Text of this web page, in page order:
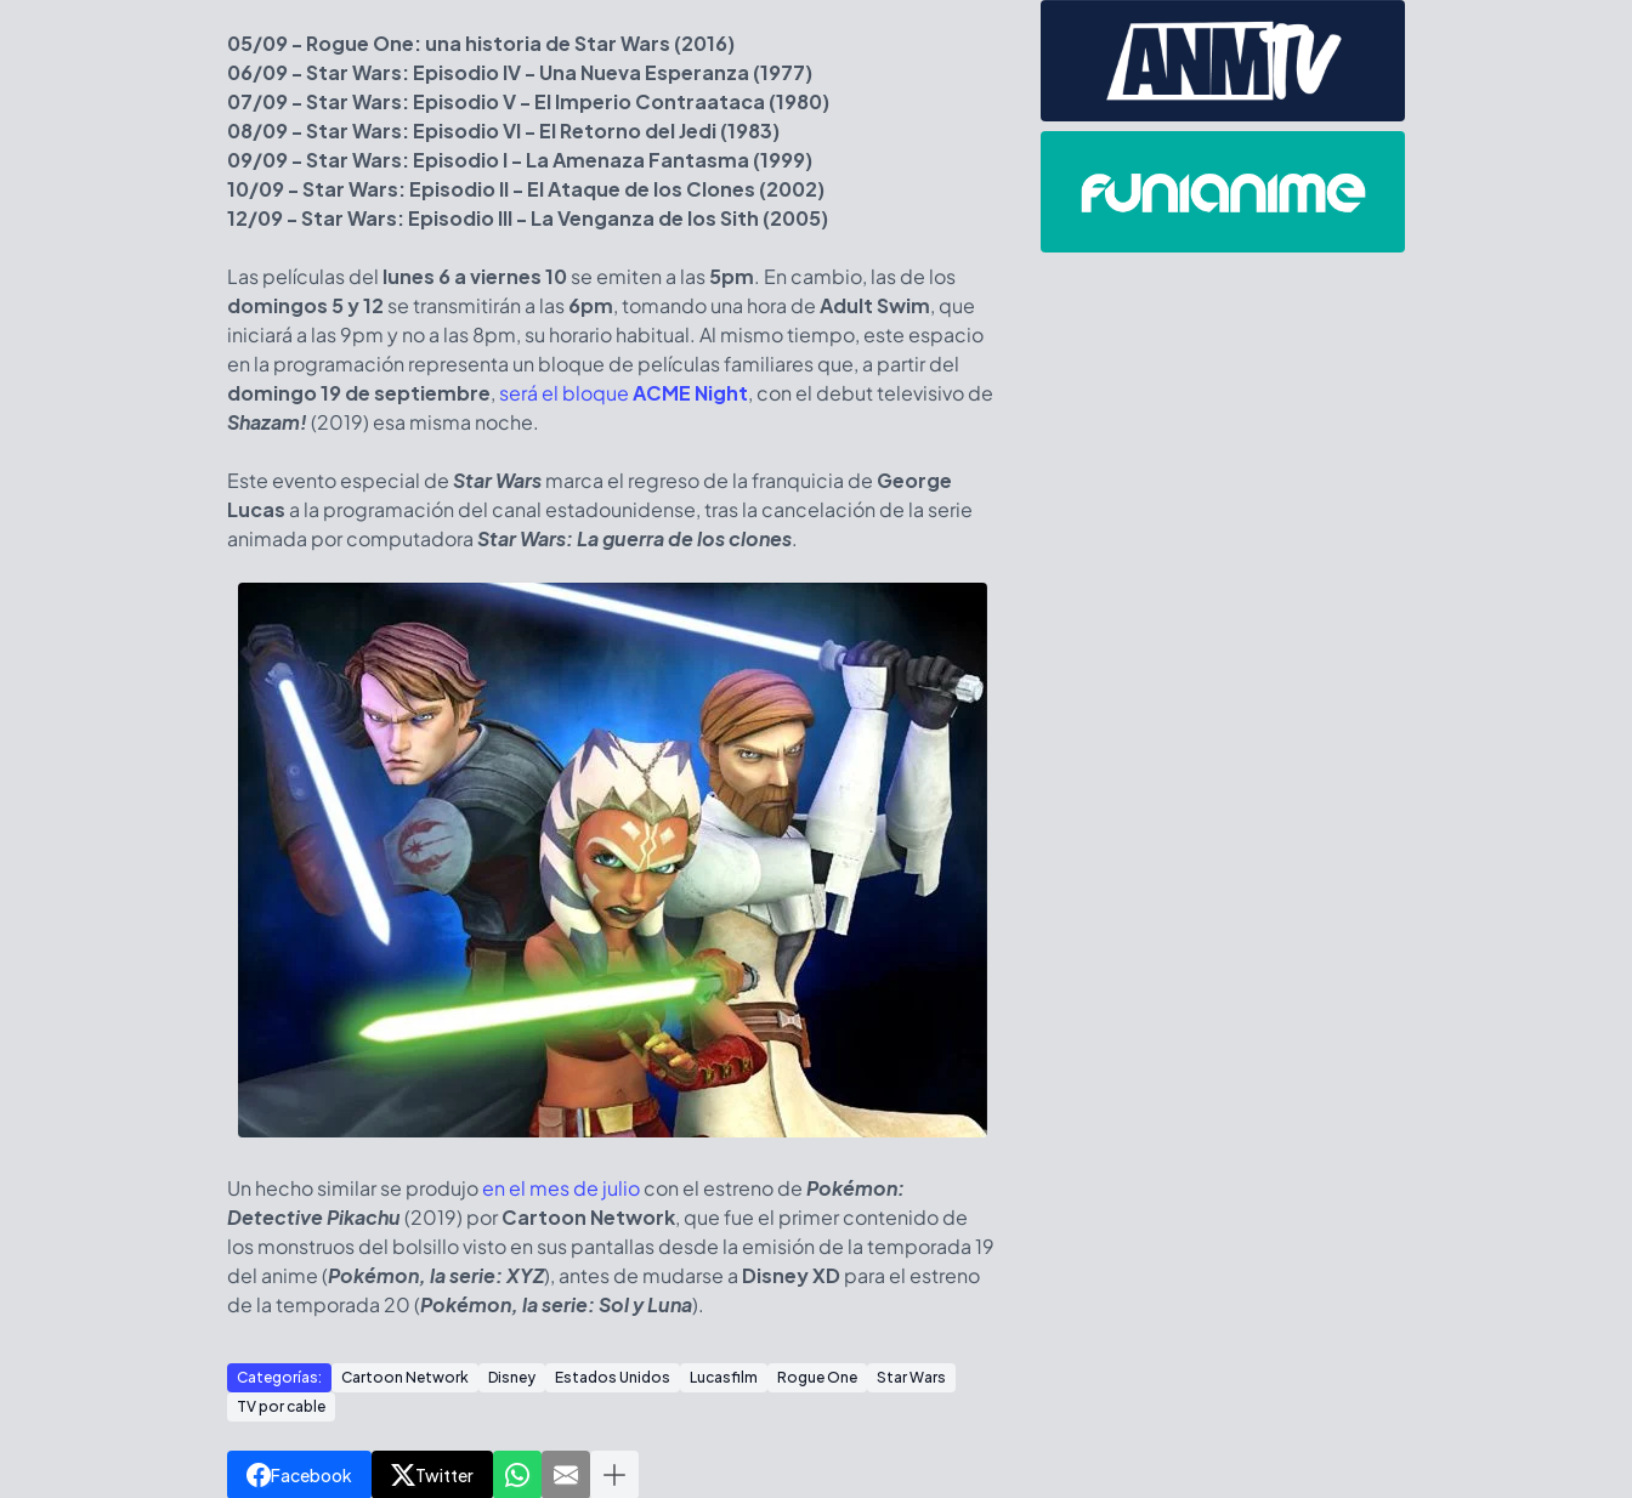
05/09 - Rogue One: una historia de Star Wars (2016)
06/09 - Star Wars: Episodio IV - Una Nueva Esperanza (1977)
07/09 - Star Wars: Episodio V - El Imperio Contraataca (1980)
08/09 - Star Wars: Episodio VI - El Retorno del Jedi (1983)
09/09 - Star Wars: Episodio I - La Amenaza Fantasma (1999)
10/09 - Star Wars: Episodio II - El Ataque de los Clones (2002)
12/09 - Star Wars: Episodio III - La Venganza de los Sith (2005)
Las películas del lunes 6 a viernes 10 se emiten a las5pm. En cambio, las de los
domingos 5 y 12 se transmitirán a las6pm, tomando una hora deAdult Swim, que
iniciará a las 9pm y no a las 8pm, su horario habitual. Al mismo tiempo, este espacio
en la programación representa un bloque de películas familiares que, a partir del
domingo 19 de septiembre, será el bloqueACME Night, con el debut televisivo de
Shazam!(2019) esa misma noche.
Este evento especial deStar Warsmarca el regreso de la franquicia de George
Lucas a la programación del canal estadounidense, tras la cancelación de la serie
animada por computadoraStar Wars: La guerra de los clones.
Un hecho similar se produjoen el mes de juliocon el estreno dePokémon:
Detective Pikachu(2019) porCartoon Network, que fue el primer contenido de
los monstruos del bolsillo visto en sus pantallas desde la emisión de la temporada 19
del anime (Pokémon, la serie: XYZ), antes de mudarse a Disney XD para el estreno
de la temporada 20 (Pokémon, la serie: Sol y Luna).
Categorías: Cartoon Network Disney Estados Unidos Lucasfilm Rogue One
Star Wars
TV por cable
Facebook Twitter